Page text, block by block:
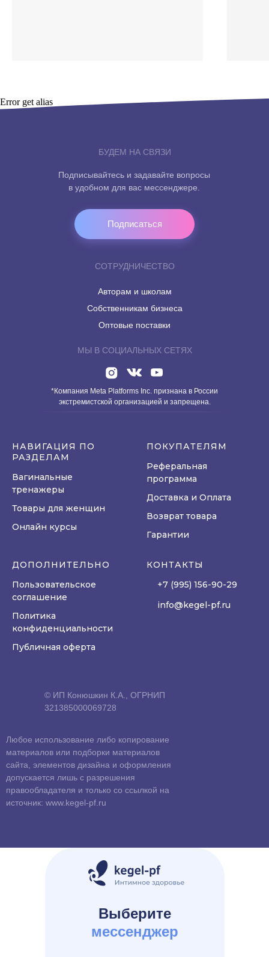
Error get alias
БУДЕМ НА СВЯЗИ
Подписывайтесь и задавайте вопросы
в удобном для вас мессенджере.
СОТРУДНИЧЕСТВО
Авторам и школам
Собственникам бизнеса
Оптовые поставки
МЫ В СОЦИАЛЬНЫХ СЕТЯХ
Подписаться
*Компания Meta Platforms Inc. признана в России
экстремистской организацией и запрещена.
НАВИГАЦИЯ ПО
РАЗДЕЛАМ
Вагинальные
тренажеры
Товары для женщин
Онлайн курсы
ПОКУПАТЕЛЯМ
Реферальная
программа
Доставка и Оплата
Возврат товара
Гарантии
ДОПОЛНИТЕЛЬНО
Пользовательское
соглашение
Политика
конфиденциальности
Публичная оферта
КОНТАКТЫ
+7 (995) 156-90-29
info@kegel-pf.ru
Любое использование либо копирование
материалов или подборки материалов
сайта, элементов дизайна и оформления
допускается лишь с разрешения
правообладателя и только со ссылкой на
источник: www.kegel-pf.ru
© ИП Конюшкин К.А., ОГРНИП
321385000069728
Выберите
мессенджер